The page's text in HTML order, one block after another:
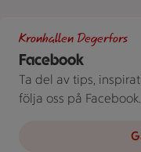
Facebook
Kronhallen Degerfors
Ta del av tips,
följa oss på Facebook.